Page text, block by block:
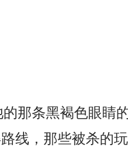
那条黑褐色眼睛
线，那些被杀的